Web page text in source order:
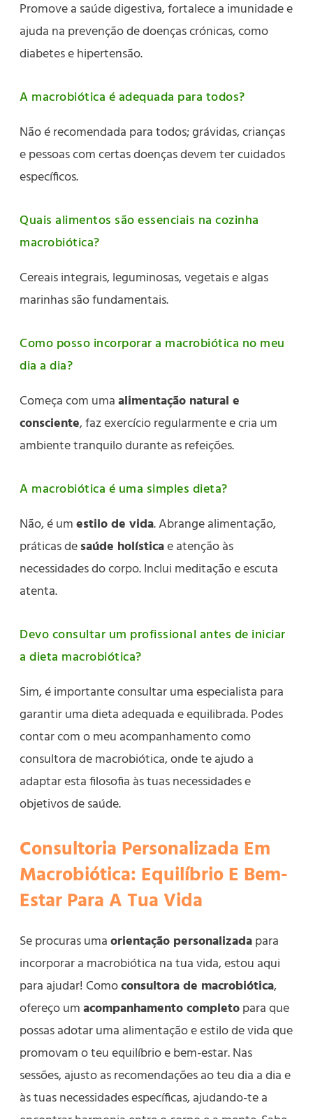
Promove a saúde digestiva, fortalece a imunidade e
ajuda na prevenção de doenças crónicas, como
diabetes e hipertensão.
A macrobiótica é adequada para todos?
Não é recomendada para todos; grávidas, crianças
e pessoas com certas doenças devem ter cuidados
específicos.
Quais alimentos são essenciais na cozinha
macrobiótica?
Cereais integrais, leguminosas, vegetais e algas
marinhas são fundamentais.
Como posso incorporar a macrobiótica no meu
dia a dia?
Começa com umaalimentação natural e
consciente, faz exercício regularmente e cria um
ambiente tranquilo durante as refeições.
A macrobiótica é uma simples dieta?
Não, é umestilo de vida. Abrange alimentação,
práticas desaúde holísticae atenção às
necessidades do corpo. Inclui meditação e escuta
atenta.
Devo consultar um profissional antes de iniciar
a dieta macrobiótica?
Sim, é importante consultar uma especialista para
garantir uma dieta adequada e equilibrada. Podes
contar com o meu acompanhamento como
consultora de macrobiótica, onde te ajudo a
adaptar esta filosofia às tuas necessidades e
objetivos de saúde.
Consultoria Personalizada Em
Macrobiótica: Equilíbrio E Bem-
Estar Para A Tua Vida
Se procuras umaorientação personalizadapara
incorporar a macrobiótica na tua vida, estou aqui
para ajudar! Comoconsultora de macrobiótica,
ofereço umacompanhamento completopara que
possas adotar uma alimentação e estilo de vida que
promovam o teu equilíbrio e bem-estar. Nas
sessões, ajusto as recomendações ao teu dia a dia e
às tuas necessidades específicas, ajudando-te a